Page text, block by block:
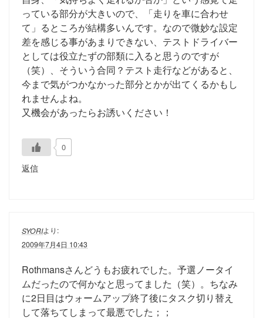
っている部分が大きいので、「走りを車に合わせ
て」るところが結構多いんです。なので微妙な設定
差を感じる事があまりできない、テストドライバー
としては役立たずの部類に入ると思うのですが
（笑）、そういう合同？テスト走行などがあると、
今まで気がつかなかった部分とかが出てくるかもし
れませんよね。
又機会があったらお誘いください！
0
返信
SYORIより:
2009年7月4日 10:43
Rothmansさんどうもお疲れでした。予選ノータイ
ムだったので何かなと思ってました（笑）。ちなみ
に2日目はウォームアップ終了後にタスク切り替え
して落ちてしまって最悪でした；；